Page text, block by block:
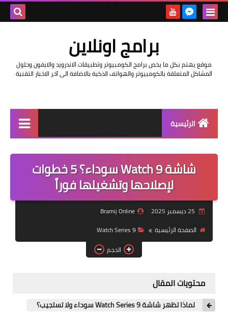
برامج اونلاين
موقع يهتم بكل ما يخص برامج الكومبيوتر وتطبيقات الاندرويد والايفون وحلول
المشاكل المتعلقة بالكومبيوتر والهواتف الذكية بالاضافة الى آخر الاخبار التقنية
الرئيسية
مراجعات
حماية
اندرويد
آيفون
ويندوز
شاشة Watch 9 سوداء؟ 5 خطوات
لإصلاحها وتشغيلها فوراً
Bramij Online
الصفحة الرئيسية
Watch Series 9
الحجم
محتويات المقال
لماذا تظهر شاشة Watch Series 9 سوداء ولا تستجيب؟